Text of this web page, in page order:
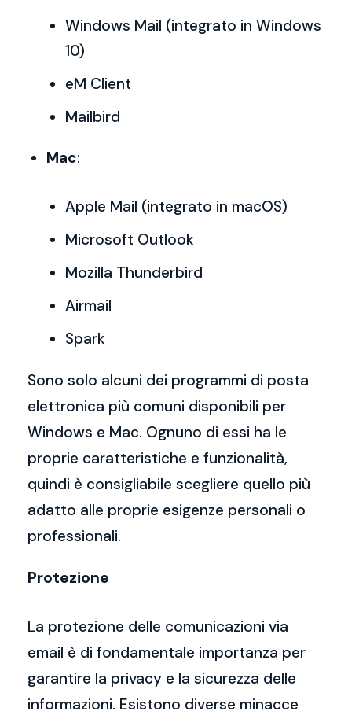
Windows Mail (integrato in Windows
10)
eM Client
Mailbird
Mac:
Apple Mail (integrato in macOS)
Microsoft Outlook
Mozilla Thunderbird
Airmail
Spark
Sono solo alcuni dei programmi di posta
elettronica più comuni disponibili per
Windows e Mac. Ognuno di essi ha le
proprie caratteristiche e funzionalità,
quindi è consigliabile scegliere quello più
adatto alle proprie esigenze personali o
professionali.
Protezione
La protezione delle comunicazioni via
email è di fondamentale importanza per
garantire la privacy e la sicurezza delle
informazioni. Esistono diverse minacce